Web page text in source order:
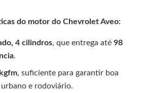
do motor do Chevrolet Aveo:
4 cilindros, que entrega até98
.
, suficiente para garantir boa
e rodoviário.